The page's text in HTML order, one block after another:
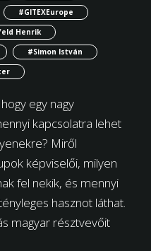
#GITEXEurope
Henrik
#Simon István
egy nagy
kapcsolatra lehet
Miről
képviselői, milyen
fel nekik, és mennyi
hasznot láthat.
magyar résztvevőit